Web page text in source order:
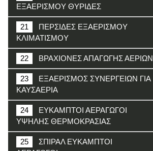
ΕΞΑΕΡΙΣΜΟΥ ΘΥΡΙΔΕΣ
21
ΠΕΡΣΙΔΕΣ ΕΞΑΕΡΙΣΜΟΥ
ΚΛΙΜΑΤΙΣΜΟΥ
22 ΒΡΑΧΙΟΝΕΣ ΑΠΑΓΩΓΗΣ ΑΕΡΙΩΝ
23
ΕΞΑΕΡΙΣΜΟΣ ΣΥΝΕΡΓΕΙΩΝ ΓΙΑ
ΚΑΥΣΑΕΡΙΑ
24
ΕΥΚΑΜΠΤΟΙ ΑΕΡΑΓΩΓΟΙ
ΥΨΗΛΗΣ ΘΕΡΜΟΚΡΑΣΙΑΣ
25
ΣΠΙΡΑΛ ΕΥΚΑΜΠΤΟΙ